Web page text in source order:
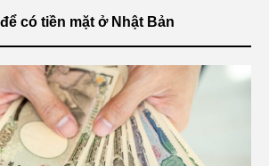
có tiền mặt ở Nhật Bản